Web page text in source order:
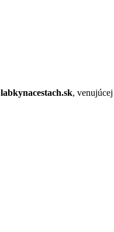
labkynacestach.sk,